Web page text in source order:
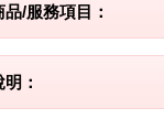
品/服務項目：
：